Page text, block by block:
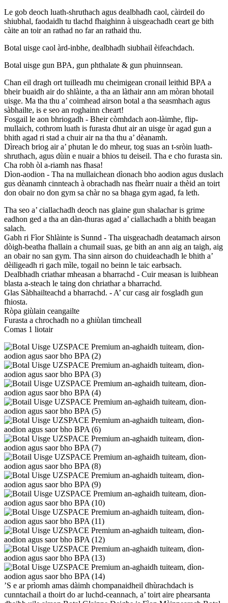
Le gob deoch luath-shruthach agus dealbhadh caol, càirdeil do
shiubhal, faodaidh tu tlachd fhaighinn à uisgeachadh ceart ge bith
càite an toir an rathad no far an rathaid thu.
Botal uisge caol àrd-inbhe, dealbhadh siubhail èifeachdach.
Botal uisge gun BPA, gun phthalate & gun phuinnsean.
Chan eil dragh ort tuilleadh mu cheimigean cronail leithid BPA a
bheir buaidh air do shlàinte, a tha an làthair ann am mòran bhotail
uisge. Ma tha thu a’ coimhead airson botal a tha seasmhach agus
sàbhailte, is e seo an roghainn cheart!
Fosgail le aon bhriogadh - Bheir còmhdach aon-làimhe, flip-
mullaich, cothrom luath is furasta dhut air an uisge ùr agad gun a
bhith agad ri stad a chuir air na tha thu a’ dèanamh.
Dìreach briog air a’ phutan le do mheur, tog suas an t-sròin luath-
shruthach, agus dùin e nuair a bhios tu deiseil. Tha e cho furasta sin.
Cha robh òl a-riamh nas fhasa!
Dìon-aodion - Tha na mullaichean dìonach bho aodion agus duslach
gus dèanamh cinnteach à obrachadh nas fheàrr nuair a thèid an toirt
don obair no don gym sa chàr no sa bhaga gym agad, fa leth.
Tha seo a’ ciallachadh deoch nas glaine gun shalachar is grime
eadhon ged a tha an dàn-thuras agad a’ ciallachadh a bhith beagan
salach.
Gabh ri Fìor Shlàinte is Sunnd - Tha uisgeachadh deatamach airson
dòigh-beatha fhallain a chumail suas, ge bith an ann aig an taigh, aig
an obair no san gym. Tha sinn airson do chuideachadh le bhith a’
dèiligeadh ri gach mìle, togail no beinn le taic earbsach.
Dealbhadh criathar mheasan a bharrachd - Cuir measan is luibhean
blasta a-steach le taing don chriathar a bharrachd.
Glas Sàbhailteachd a bharrachd. - A’ cur casg air fosgladh gun
fhiosta.
Ròpa giùlain ceangailte
Furasta a chrochadh no a ghiùlan timcheall
Comas 1 liotair
’S e ar prìomh amas dàimh chompanaidheil dhùrachdach is
cunntachail a thoirt do ar luchd-ceannach, a’ toirt aire phearsanta